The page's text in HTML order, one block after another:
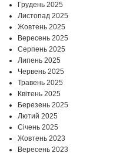
Грудень 2025
Листопад 2025
Жовтень 2025
Вересень 2025
Серпень 2025
Липень 2025
Червень 2025
Травень 2025
Квітень 2025
Березень 2025
Лютий 2025
Січень 2025
Жовтень 2023
Вересень 2023